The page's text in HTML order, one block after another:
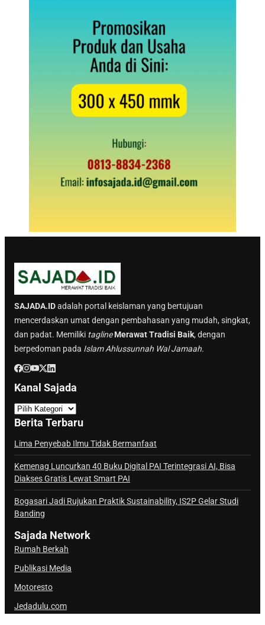
SAJADA.IDadalah portal keislaman yang bertujuan
mencerdaskan umat dengan pembahasan yang mudah, singkat,
dan padat. Memiliki tagline Merawat Tradisi Baik, dengan
berpedoman pada Islam Ahlussunnah Wal Jamaah.
Kanal Sajada
K
a
n
a
l
S
j
a
d
Berita Terbaru
Lima Penyebab Ilmu Tidak Bermanfaat
Kemenag Luncurkan 40 Buku Digital PAI Terintegrasi AI, Bisa
Diakses Gratis Lewat Smart PAI
Bogasari Jadi Rujukan Praktik Sustainability, IS2P Gelar Studi
Banding
Sajada Network
Rumah Berkah
Publikasi Media
Motoresto
Jedadulu.com